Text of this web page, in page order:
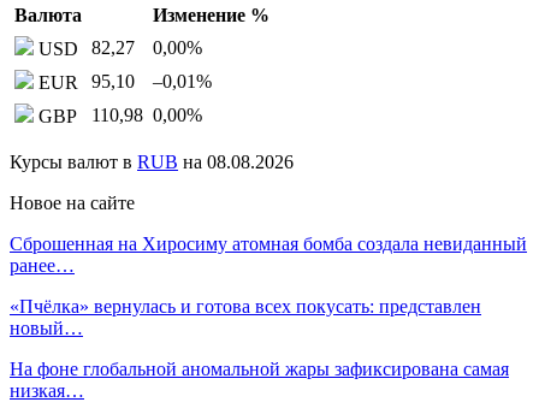
Валюта
Изменение %
USD
82,27 0,00%
EUR
95,10 –0,01%
GBP
110,98 0,00%
Курсы валют в RUB на 08.08.2026
Новое на сайте
Сброшенная на Хиросиму атомная бомба создала невиданный
ранее…
«Пчёлка» вернулась и готова всех покусать: представлен
новый…
На фоне глобальной аномальной жары зафиксирована самая
низкая…